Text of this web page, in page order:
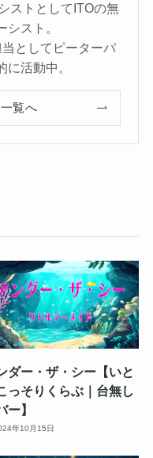
ストとしてITOの無
スト。
としてピーターパ
活動中。
覧へ
ダー・ザ・シー【いと
っそりくらぶ｜台無し
ー】
年10月15日